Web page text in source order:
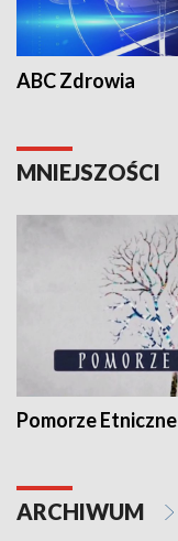
ABC Zdrowia
MNIEJSZOŚCI
Pomorze Etniczne
ARCHIWUM